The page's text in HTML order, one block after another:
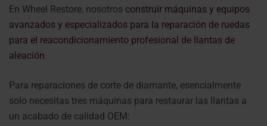
En Wheel Restore, nosotros construir máquinas y equipos
avanzados y especializados para la reparación de ruedas
para el reacondicionamiento profesional de llantas de
aleación
Para reparaciones de corte de diamante, esencialmente
solo necesitas tres máquinas para restaurar las llantas a
un acabado de calidad OEM: